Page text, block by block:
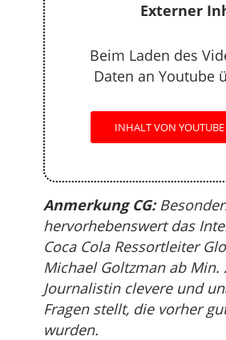
Externer
Beim Laden des
Daten an Youtube
INHALT VON YOUTUBE
Anmerkung CG:
hervorhebenswert das
Coca Cola Ressortleiter
Michael Goltzman ab Min.
Journalistin clevere und
Fragen stellt, die vorher
wurden.